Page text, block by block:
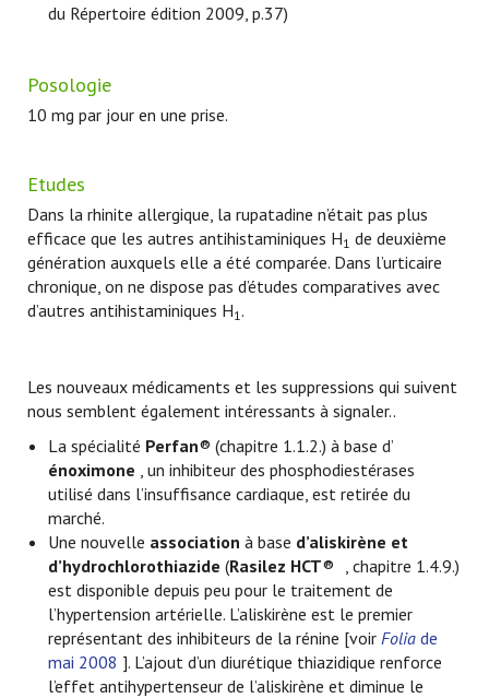
du Répertoire édition 2009, p.37)
Posologie
10 mg par jour en une prise.
Etudes
Dans la rhinite allergique, la rupatadine n’était pas plus
efficace que les autres antihistaminiques H1 de deuxième
génération auxquels elle a été comparée. Dans l’urticaire
chronique, on ne dispose pas d’études comparatives avec
d’autres antihistaminiques H1.
Les nouveaux médicaments et les suppressions qui suivent
nous semblent également intéressants à signaler..
La spécialité Perfan® (chapitre 1.1.2.) à base d’
énoximone , un inhibiteur des phosphodiestérases
utilisé dans l’insuffisance cardiaque, est retirée du
marché.
Une nouvelle association à base d’aliskirène et
d’hydrochlorothiazide (Rasilez HCT® , chapitre 1.4.9.)
est disponible depuis peu pour le traitement de
l’hypertension artérielle. L’aliskirène est le premier
représentant des inhibiteurs de la rénine [voirFolia de
mai 2008 ]. L’ajout d’un diurétique thiazidique renforce
l’effet antihypertenseur de l’aliskirène et diminue le